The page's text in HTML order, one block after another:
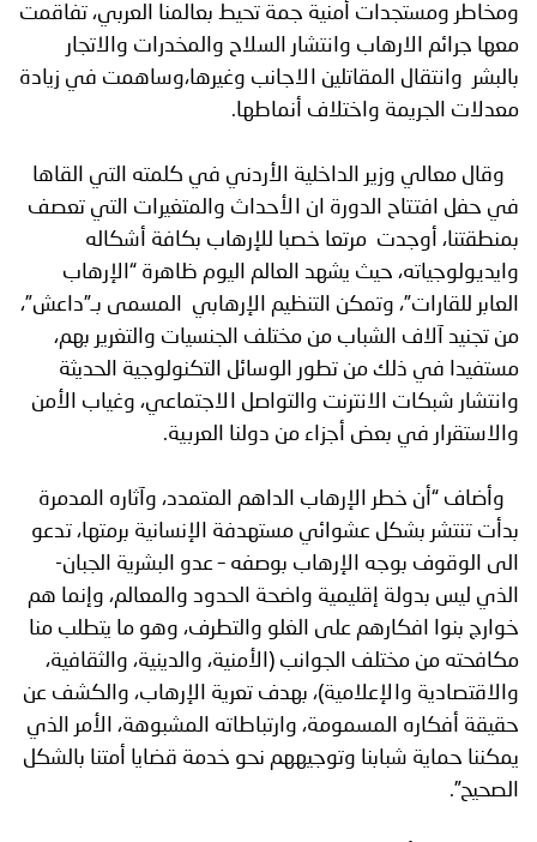
بنا
ومخاطر ومستجدات أمنية جمة تحيط بعالمنا العربي، تفاقمت
معها جرائم الارهاب وانتشار السلاح والمخدرات والاتجار
بالبشر وانتقال المقاتلين الاجانب وغيرها،وساهمت في زيادة
معدلات الجريمة واختلاف أنماطها.
وقال معالي وزير الداخلية الأردني في كلمته التي القاها
في حفل افتتاح الدورة ان الأحداث والمتغيرات التي تعصف
بمنطقتنا، أوجدت مرتعا خصبا للإرهاب بكافة أشكاله
وايديولوجياته، حيث يشهد العالم اليوم ظاهرة “الإرهاب
العابر للقارات”، وتمكن التنظيم الإرهابي المسمى بـ”داعش”،
من تجنيد آلاف الشباب من مختلف الجنسيات والتغرير بهم،
مستفيدا في ذلك من تطور الوسائل التكنولوجية الحديثة
وانتشار شبكات الانترنت والتواصل الاجتماعي، وغياب الأمن
والاستقرار في بعض أجزاء من دولنا العربية.
وأضاف “أن خطر الإرهاب الداهم المتمدد، وآثاره المدمرة
بدأت تنتشر بشكل عشوائي مستهدفة الإنسانية برمتها، تدعو
الى الوقوف بوجه الإرهاب بوصفه – عدو البشرية الجبان-
الذي ليس بدولة إقليمية واضحة الحدود والمعالم، وإنما هم
خوارج بنوا افكارهم على الغلو والتطرف، وهو ما يتطلب منا
مكافحته من مختلف الجوانب (الأمنية، والدينية، والثقافية،
والاقتصادية والإعلامية)، بهدف تعرية الإرهاب، والكشف عن
حقيقة أفكاره المسمومة، وارتباطاته المشبوهة، الأمر الذي
يمكننا حماية شبابنا وتوجيههم نحو خدمة قضايا أمتنا بالشكل
الصحيح”.